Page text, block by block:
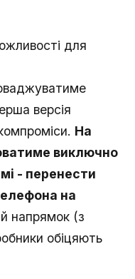
для
версія
На
виключно
- перенести
на
напрямок (з
обіцяють